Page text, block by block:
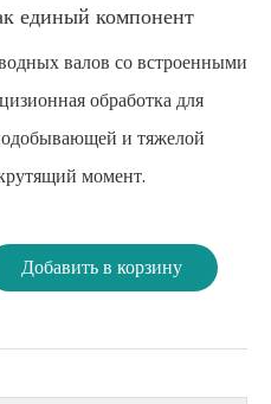
единый компонент
валов со встроенными
обработка для
и тяжелой
момент.
Добавить в корзину